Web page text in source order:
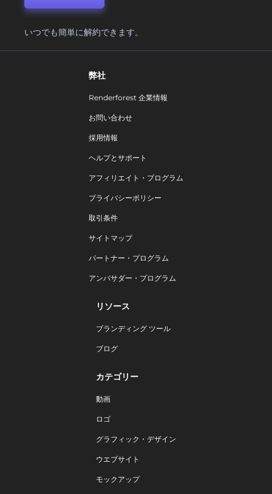
いつでも簡単に解約できます。
弊社
Renderforest 企業情報
お問い合わせ
採用情報
ヘルプとサポート
アフィリエイト・プログラム
プライバシーポリシー
取引条件
サイトマップ
パートナー・プログラム
アンバサダー・プログラム
リソース
ブランディング ツール
ブログ
カテゴリー
動画
ロゴ
グラフィック・デザイン
ウエブサイト
モックアップ